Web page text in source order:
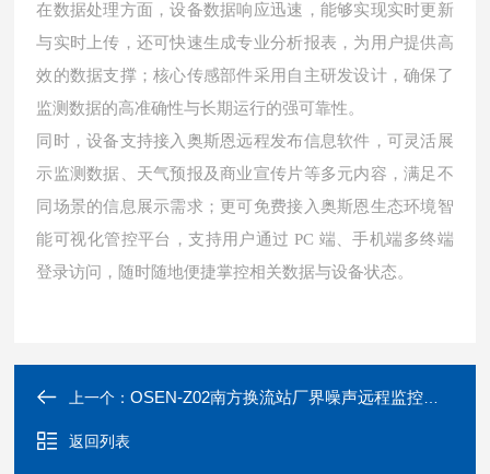
在数据处理方面，设备数据响应迅速，能够实现实时更新
与实时上传，还可快速生成专业分析报表，为用户提供高
效的数据支撑；核心传感部件采用自主研发设计，确保了
监测数据的高准确性与长期运行的强可靠性。
同时，设备支持接入奥斯恩远程发布信息软件，可灵活展
示监测数据、天气预报及商业宣传片等多元内容，满足不
同场景的信息展示需求；更可免费接入奥斯恩生态环境智
能可视化管控平台，支持用户通过 PC 端、手机端多终端
登录访问，随时随地便捷掌控相关数据与设备状态。
上一个：OSEN-Z02南方换流站厂界噪声远程监控系统
返回列表